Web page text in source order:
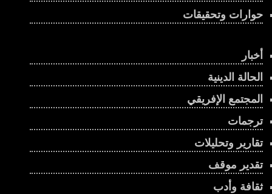
حوارات وتحقيقات
أخبار
الحالة الدينية
المجتمع الإفريقي
ترجمات
تقارير وتحليلات
تقدير موقف
ثقافة وأدب